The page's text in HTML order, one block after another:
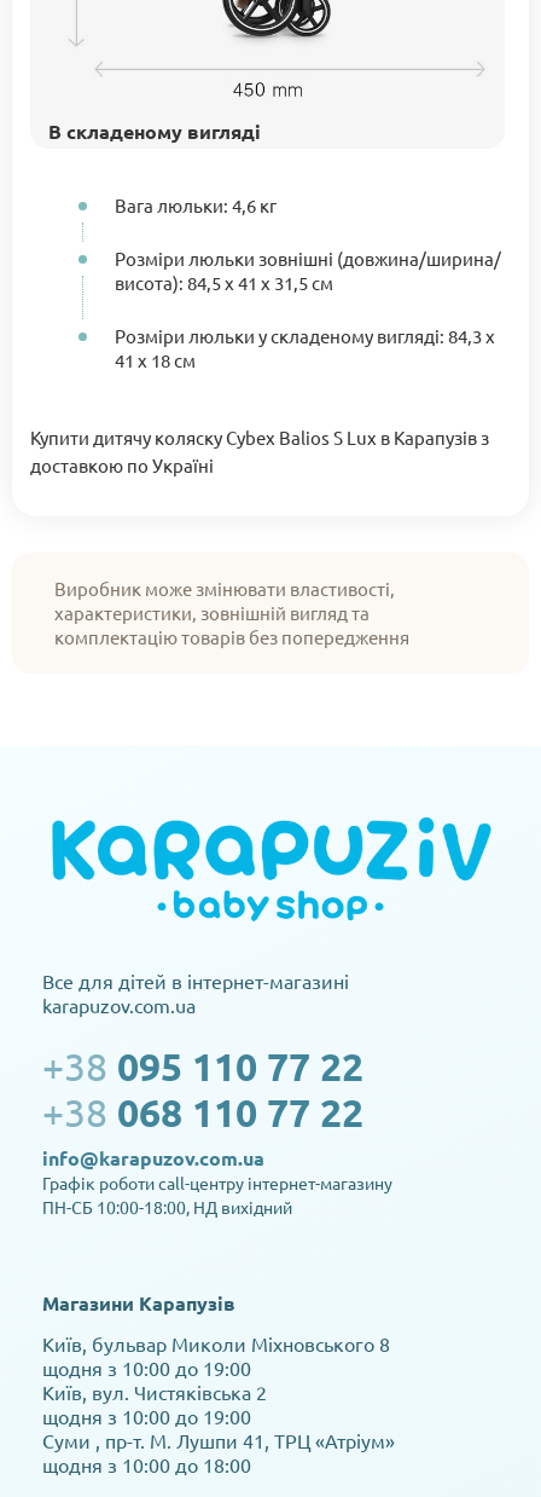
В складеному вигляді
Вага люльки: 4,6 кг
Розміри люльки зовнішні (довжина/ширина/
висота): 84,5 х 41 х 31,5 см
Розміри люльки у складеному вигляді: 84,3 х
41 х 18 см
Купити дитячу коляску Cybex Balios S Lux в Карапузів з
доставкою по Україні
Виробник може змінювати властивості,
характеристики, зовнішній вигляд та
комплектацію товарів без попередження
Все для дітей в інтернет-магазині
karapuzov.com.ua
+38 095 110 77 22
+38 068 110 77 22
info@karapuzov.com.ua
Графік роботи call-центру інтернет-магазину
ПН-СБ 10:00-18:00, НД вихідний
Магазини Карапузів
Київ, бульвар Миколи Міхновського 8
щодня з 10:00 до 19:00
Київ, вул. Чистяківська 2
щодня з 10:00 до 19:00
Суми , пр-т. М. Лушпи 41, ТРЦ «Атріум»
щодня з 10:00 до 18:00